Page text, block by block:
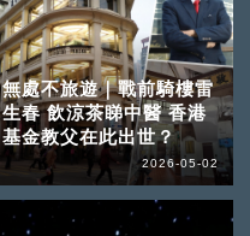
無處不旅遊｜戰前騎樓雷
生春 飲涼茶睇中醫 香港
基金教父在此出世？
2026-05-02